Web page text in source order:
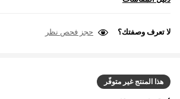
هذا المنتج غير متوفّر
لا تعرف وصفتك؟ حجز فحص نظر